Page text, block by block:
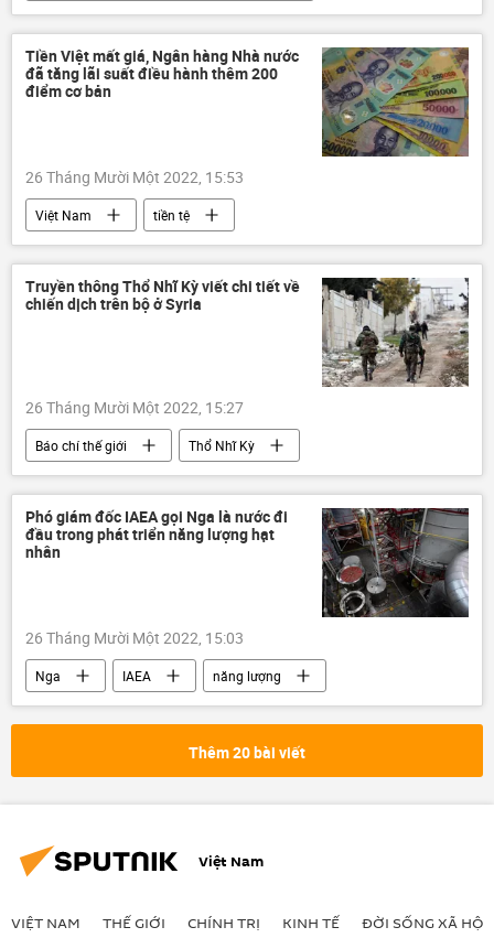
Cuộc khủng hoảng ở Ukraina
Ukraina
Nga
Sergey Lavrov
Bộ Ngoại giao Nga
Tiền Việt mất giá, Ngân hàng Nhà nước
đã tăng lãi suất điều hành thêm 200
điểm cơ bản
26 Tháng Mười Một 2022, 15:53
Việt Nam
tiền tệ
Ngân hàng Nhà nước VN
Kinh tế
Truyền thông Thổ Nhĩ Kỳ viết chi tiết về
chiến dịch trên bộ ở Syria
26 Tháng Mười Một 2022, 15:27
Báo chí thế giới
Thổ Nhĩ Kỳ
Quân sự
Tayyip Erdogan Thế giới
Phó giám đốc IAEA gọi Nga là nước đi
đầu trong phát triển năng lượng hạt
nhân
26 Tháng Mười Một 2022, 15:03
Nga IAEA
năng lượng
năng lượng hạt nhân
Thêm 20 bài viết
Việt Nam
VIỆT NAM THẾ GIỚI CHÍNH TRỊ KINH TẾ ĐỜI SỐNG XÃ HỘI